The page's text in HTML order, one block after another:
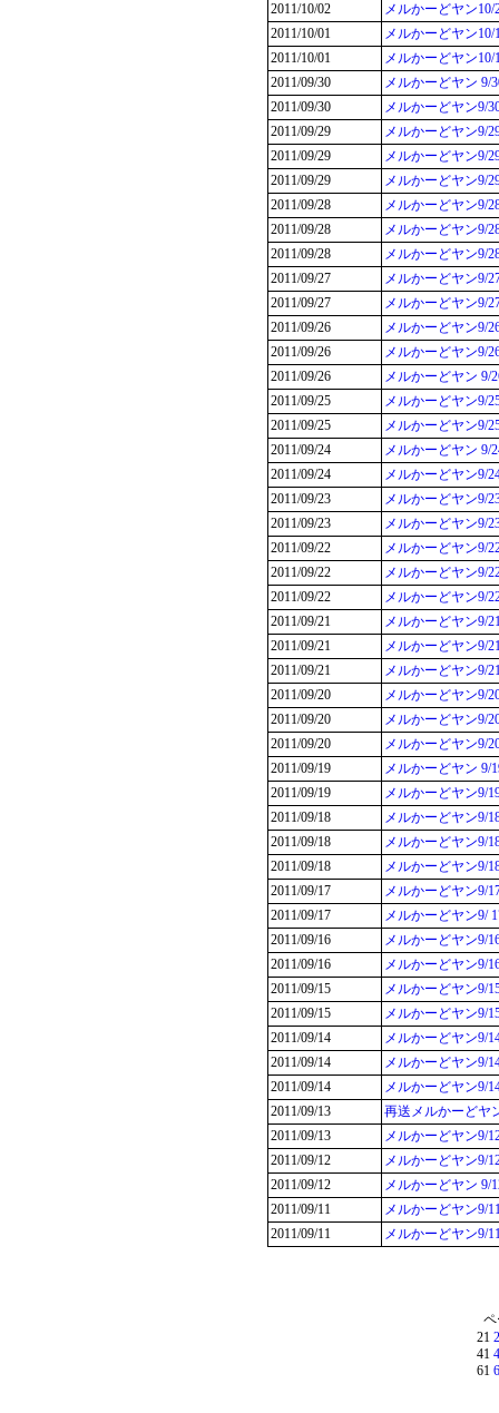
2011/10/02
メルかーどヤン
2011/10/01
メルかーどヤン
2011/10/01
メルかーどヤン
2011/09/30
メルかーどヤン
2011/09/30
メルかーどヤン9/
2011/09/29
メルかーどヤン9/
2011/09/29
メルかーどヤン9/
2011/09/29
メルかーどヤン9/
2011/09/28
メルかーどヤン9/
2011/09/28
メルかーどヤン9/
2011/09/28
メルかーどヤン9/
2011/09/27
メルかーどヤン9/
2011/09/27
メルかーどヤン9/
2011/09/26
メルかーどヤン9/
2011/09/26
メルかーどヤン9/
2011/09/26
メルかーどヤン
2011/09/25
メルかーどヤン9/
2011/09/25
メルかーどヤン9/
2011/09/24
メルかーどヤン
2011/09/24
メルかーどヤン9/
2011/09/23
メルかーどヤン9/
2011/09/23
メルかーどヤン9/
2011/09/22
メルかーどヤン9/
2011/09/22
メルかーどヤン9/
2011/09/22
メルかーどヤン9/
2011/09/21
メルかーどヤン
2011/09/21
メルかーどヤン9/
2011/09/21
メルかーどヤン9/
2011/09/20
メルかーどヤン
2011/09/20
メルかーどヤン9/
2011/09/20
メルかーどヤン9/
2011/09/19
メルかーどヤン
2011/09/19
メルかーどヤン9/
2011/09/18
メルかーどヤン9/
2011/09/18
メルかーどヤン9/
2011/09/18
メルかーどヤン
2011/09/17
メルかーどヤン9/
2011/09/17
メルかーどヤン9/
2011/09/16
メルかーどヤン9/
2011/09/16
メルかーどヤン9/
2011/09/15
メルかーどヤン9/
2011/09/15
メルかーどヤン9/
2011/09/14
メルかーどヤン9/
2011/09/14
メルかーどヤン
2011/09/14
メルかーどヤン9/
2011/09/13
再送メルかーどヤ
2011/09/13
メルかーどヤン9/
2011/09/12
メルかーどヤン
2011/09/12
メルかーどヤン
2011/09/11
メルかーどヤン9/
2011/09/11
メルかーどヤン9/
21
41
61